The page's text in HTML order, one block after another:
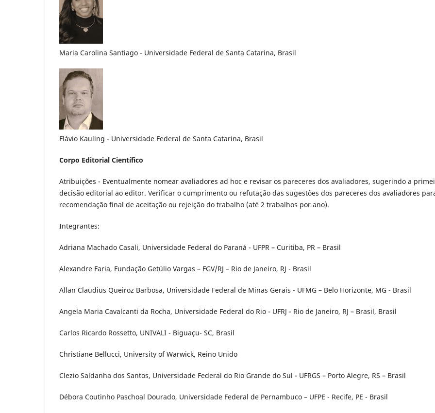
Maria Carolina Santiago - Universidade Federal de Santa Catarina, Brasil
Flávio Kauling - Universidade Federal de Santa Catarina, Brasil
Corpo Editorial Científico
Atribuições - Eventualmente nomear avaliadores ad hoc e revisar os pareceres dos avaliadores, sugerindo a
decisão editorial ao editor. Verificar o cumprimento ou refutação das sugestões dos pareceres dos avaliadores
recomendação final de aceitação ou rejeição do trabalho (até 2 trabalhos por ano).
Integrantes:
Adriana Machado Casali, Universidade Federal do Paraná - UFPR – Curitiba, PR – Brasil
Alexandre Faria, Fundação Getúlio Vargas – FGV/RJ – Rio de Janeiro, RJ - Brasil
Allan Claudius Queiroz Barbosa, Universidade Federal de Minas Gerais - UFMG – Belo Horizonte, MG - Brasil
Angela Maria Cavalcanti da Rocha, Universidade Federal do Rio - UFRJ - Rio de Janeiro, RJ – Brasil, Brasil
Carlos Ricardo Rossetto, UNIVALI - Biguaçu- SC, Brasil
Christiane Bellucci, University of Warwick, Reino Unido
Clezio Saldanha dos Santos, Universidade Federal do Rio Grande do Sul - UFRGS – Porto Alegre, RS – Brasil
Débora Coutinho Paschoal Dourado, Universidade Federal de Pernambuco – UFPE - Recife, PE - Brasil